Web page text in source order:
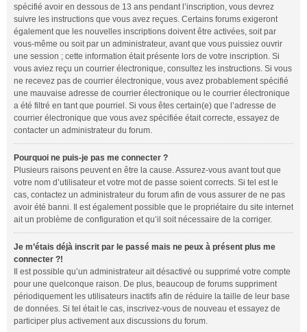
spécifié avoir en dessous de 13 ans pendant l’inscription, vous devrez
suivre les instructions que vous avez reçues. Certains forums exigeront
également que les nouvelles inscriptions doivent être activées, soit par
vous-même ou soit par un administrateur, avant que vous puissiez ouvrir
une session ; cette information était présente lors de votre inscription. Si
vous aviez reçu un courrier électronique, consultez les instructions. Si vous
ne recevez pas de courrier électronique, vous avez probablement spécifié
une mauvaise adresse de courrier électronique ou le courrier électronique
a été filtré en tant que pourriel. Si vous êtes certain(e) que l’adresse de
courrier électronique que vous avez spécifiée était correcte, essayez de
contacter un administrateur du forum.
Pourquoi ne puis-je pas me connecter ?
Plusieurs raisons peuvent en être la cause. Assurez-vous avant tout que
votre nom d’utilisateur et votre mot de passe soient corrects. Si tel est le
cas, contactez un administrateur du forum afin de vous assurer de ne pas
avoir été banni. Il est également possible que le propriétaire du site internet
ait un problème de configuration et qu’il soit nécessaire de la corriger.
Je m’étais déjà inscrit par le passé mais ne peux à présent plus me
connecter ?!
Il est possible qu’un administrateur ait désactivé ou supprimé votre compte
pour une quelconque raison. De plus, beaucoup de forums suppriment
périodiquement les utilisateurs inactifs afin de réduire la taille de leur base
de données. Si tel était le cas, inscrivez-vous de nouveau et essayez de
participer plus activement aux discussions du forum.